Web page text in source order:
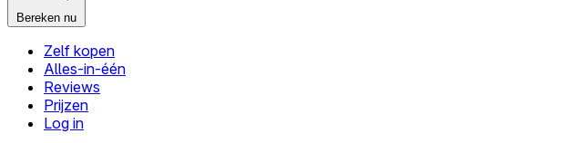
Bereken nu
Zelf kopen
Alles-in-één
Reviews
Prijzen
Log in